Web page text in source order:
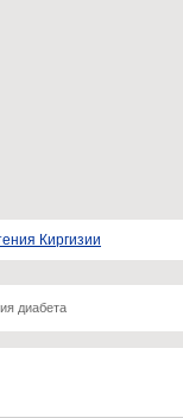
Киргизии
диабета